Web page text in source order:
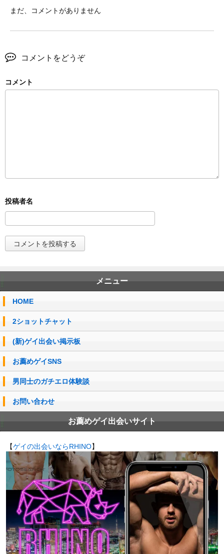
まだ、コメントがありません
コメントをどうぞ
コメント
メニュー
HOME
2ショットチャット
(新)ゲイ出会い掲示板
お薦めゲイSNS
男同士のガチエロ体験談
お問い合わせ
お薦めゲイ出会いサイト
【ゲイの出会いならRHINO】